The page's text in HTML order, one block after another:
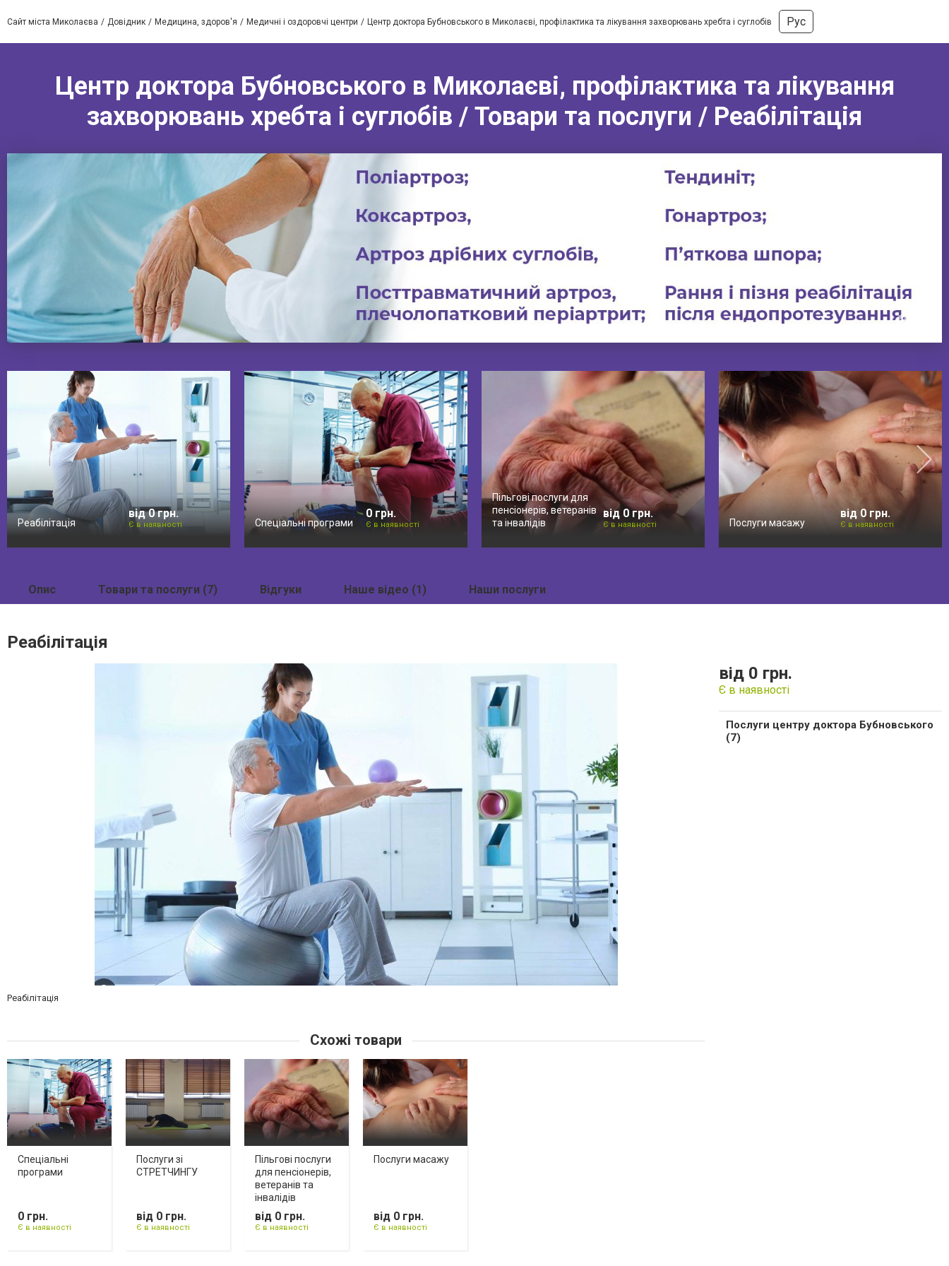
Сайт міста Миколаєва Довідник Медицина, здоров'я Медичні і оздоровчі центри Центр доктора Бубновського в Миколаєві, профілактика та лікування захворювань хребта і суглобів Рус
Центр доктора Бубновського в Миколаєві, профілактика та лікування
захворювань хребта і суглобів / Товари та послуги / Реабілітація
Реабілітація
від 0 грн.
Є в наявності Спеціальні програми
0 грн.
Є в наявності
Пільгові послуги для
пенсіонерів, ветеранів
та інвалідів
від 0 грн.
Є в наявності Послуги масажу
від 0 грн.
Є в наявності
Опис Товари та послуги (7) Відгуки Наше відео (1) Наши послуги
Реабілітація
Реабілітація
від 0 грн.
Є в наявності
Послуги центру доктора Бубновського
(7)
Схожі товари
Спеціальні
програми
0 грн.
Є в наявності
Послуги зі
СТРЕТЧИНГУ
від 0 грн.
Є в наявності
Пільгові послуги
для пенсіонерів,
ветеранів та
інвалідів
від 0 грн.
Є в наявності
Послуги масажу
від 0 грн.
Є в наявності